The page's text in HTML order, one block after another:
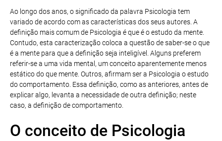
Ao longo dos anos, o significado da palavra Psicologia tem
variado de acordo com as características dos seus autores. A
definição mais comum de Psicologia é que é o estudo da mente.
Contudo, esta caracterização coloca a questão de saber-se o que
é a mente para que a definição seja inteligível. Alguns preferem
referir-se a uma vida mental, um conceito aparentemente menos
estático do que mente. Outros, afirmam ser a Psicologia o estudo
do comportamento. Essa definição, como as anteriores, antes de
explicar algo, levanta a necessidade de outra definição; neste
caso, a definição de comportamento.
O conceito de Psicologia